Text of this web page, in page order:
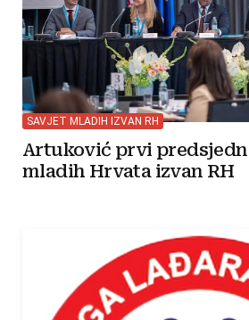
SAVJET MLADIH IZVAN RH
Artuković prvi
mladih Hrvata izvan RH